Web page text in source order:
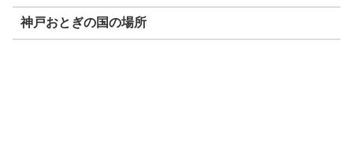
神戸おとぎの国の場所